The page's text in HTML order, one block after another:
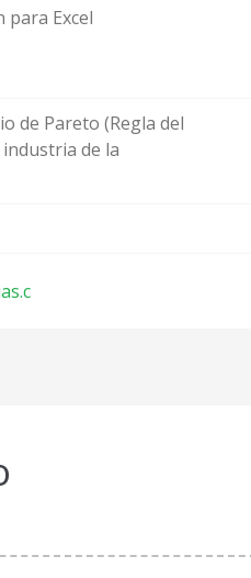
para Excel
de Pareto (Regla del
de la